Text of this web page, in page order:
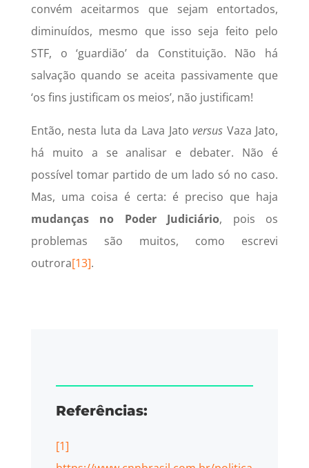
convém aceitarmos que sejam entortados,
diminuídos, mesmo que isso seja feito pelo
STF, o ‘guardião’ da Constituição. Não há
salvação quando se aceita passivamente que
‘os fins justificam os meios’, não justificam!
Então, nesta luta da Lava Jatoversus Vaza Jato,
há muito a se analisar e debater. Não é
possível tomar partido de um lado só no caso.
Mas, uma coisa é certa: é preciso que haja
mudanças no Poder Judiciário, pois os
problemas são muitos, como escrevi
outrora[13].
Referências:
[1]